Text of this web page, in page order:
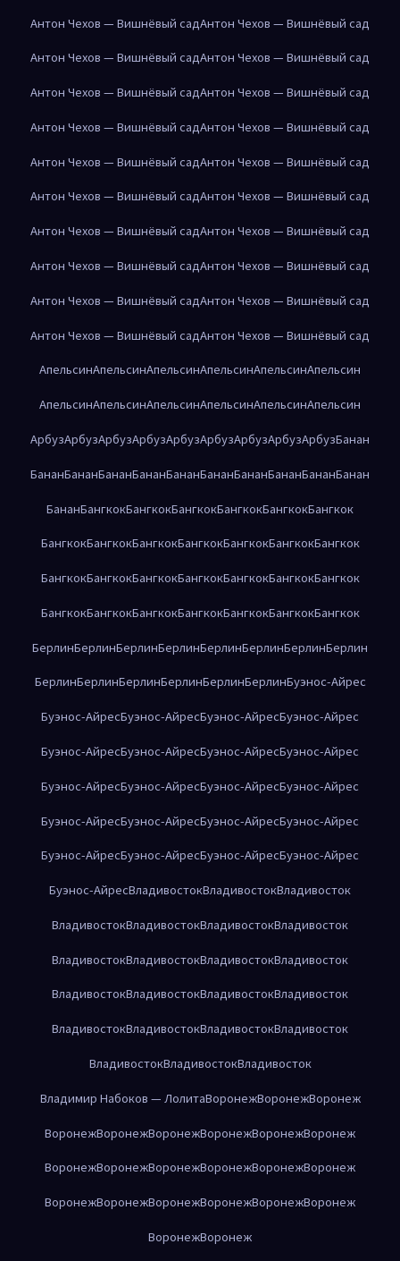
Антон Чехов — Вишнёвый садАнтон Чехов — Вишнёвый сад
Антон Чехов — Вишнёвый садАнтон Чехов — Вишнёвый сад
Антон Чехов — Вишнёвый садАнтон Чехов — Вишнёвый сад
Антон Чехов — Вишнёвый садАнтон Чехов — Вишнёвый сад
Антон Чехов — Вишнёвый садАнтон Чехов — Вишнёвый сад
Антон Чехов — Вишнёвый садАнтон Чехов — Вишнёвый сад
Антон Чехов — Вишнёвый садАнтон Чехов — Вишнёвый сад
Антон Чехов — Вишнёвый садАнтон Чехов — Вишнёвый сад
Антон Чехов — Вишнёвый садАнтон Чехов — Вишнёвый сад
Антон Чехов — Вишнёвый садАнтон Чехов — Вишнёвый сад
АпельсинАпельсинАпельсинАпельсинАпельсинАпельсин
АпельсинАпельсинАпельсинАпельсинАпельсинАпельсин
АрбузАрбузАрбузАрбузАрбузАрбузАрбузАрбузАрбузБанан
БананБананБананБананБананБананБананБананБананБанан
БананБангкокБангкокБангкокБангкокБангкокБангкок
БангкокБангкокБангкокБангкокБангкокБангкокБангкок
БангкокБангкокБангкокБангкокБангкокБангкокБангкок
БангкокБангкокБангкокБангкокБангкокБангкокБангкок
БерлинБерлинБерлинБерлинБерлинБерлинБерлинБерлин
БерлинБерлинБерлинБерлинБерлинБерлинБуэнос-Айрес
Буэнос-АйресБуэнос-АйресБуэнос-АйресБуэнос-Айрес
Буэнос-АйресБуэнос-АйресБуэнос-АйресБуэнос-Айрес
Буэнос-АйресБуэнос-АйресБуэнос-АйресБуэнос-Айрес
Буэнос-АйресБуэнос-АйресБуэнос-АйресБуэнос-Айрес
Буэнос-АйресБуэнос-АйресБуэнос-АйресБуэнос-Айрес
Буэнос-АйресВладивостокВладивостокВладивосток
ВладивостокВладивостокВладивостокВладивосток
ВладивостокВладивостокВладивостокВладивосток
ВладивостокВладивостокВладивостокВладивосток
ВладивостокВладивостокВладивостокВладивосток
ВладивостокВладивостокВладивосток
Владимир Набоков — ЛолитаВоронежВоронежВоронеж
ВоронежВоронежВоронежВоронежВоронежВоронеж
ВоронежВоронежВоронежВоронежВоронежВоронеж
ВоронежВоронежВоронежВоронежВоронежВоронеж
ВоронежВоронеж